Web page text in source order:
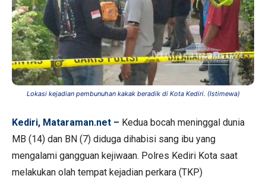
Lokasi kejadian pembunuhan kakak beradik di Kota Kediri. (Istimewa)
Kediri, Mataraman.net – Kedua bocah meninggal dunia
MB (14) dan BN (7) diduga dihabisi sang ibu yang
mengalami gangguan kejiwaan. Polres Kediri Kota saat
melakukan olah tempat kejadian perkara (TKP)